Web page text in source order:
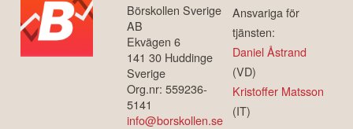
Börskollen Sverige
AB
Ekvägen 6
141 30 Huddinge
Sverige
Org.nr: 559236-
5141
info@borskollen.se
Ansvariga för
tjänsten:
Daniel Åstrand
(VD)
Kristoffer Matsson
(IT)